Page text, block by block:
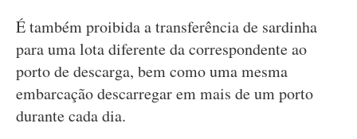
É também proibida a transferência de sardinha
para uma lota diferente da correspondente ao
porto de descarga, bem como uma mesma
embarcação descarregar em mais de um porto
durante cada dia.